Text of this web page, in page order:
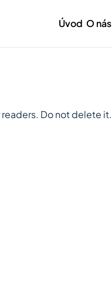
Úvod O nás
Do not delete it.